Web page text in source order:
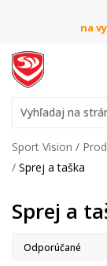
na
Vyhľadaj na
Sport Vision
Sprej a taška
Sprej a